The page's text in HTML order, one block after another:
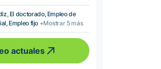
El doctorado, Empleo de
Empleo fijo +Mostrar 5 más
actuales